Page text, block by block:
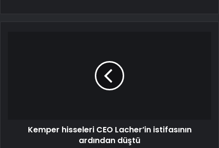
Kemper hisseleri CEO Lacher’in istifasının
ardından düştü